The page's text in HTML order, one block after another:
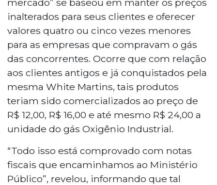
inalterados para seus clientes e oferecer
valores quatro ou cinco vezes menores
para as empresas que compravam o gás
das concorrentes. Ocorre que com relação
aos clientes antigos e já conquistados pela
mesma White Martins, tais produtos
teriam sido comercializados ao preço de
R$ 12,00, R$ 16,00 e até mesmo R$ 24,00 a
unidade do gás Oxigênio Industrial.
“Todo isso está comprovado com notas
fiscais que encaminhamos ao Ministério
Público”, revelou, informando que tal